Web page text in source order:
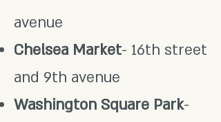
avenue
Chelsea Market- 16th street
and 9th avenue
Washington Square Park-